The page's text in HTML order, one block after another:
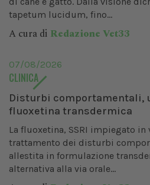
tapetum lucidum, fino...
A cura di Redazione Vet33
07/08/2026
CLINICA
Disturbi comportamentali,
fluoxetina transdermica
La fluoxetina, SSRI impiegato in
trattamento dei disturbi
allestita in formulazione
alternativa alla via orale...